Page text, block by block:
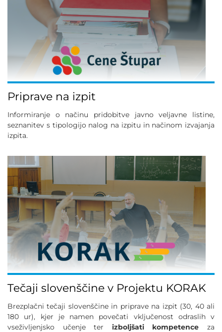
Priprave na izpit
Informiranje o načinu pridobitve javno veljavne listine,
seznanitev s tipologijo nalog na izpitu in načinom izvajanja
izpita.
Tečaji slovenščine v Projektu KORAK
Brezplačni tečaji slovenščine in priprave na izpit (30, 40 ali
180 ur), kjer je namen povečati vključenost odraslih v
vseživljenjsko učenje ter izboljšati kompetence za